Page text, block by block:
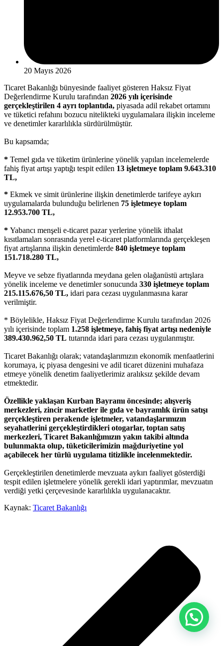
20 Mayıs 2026
Ticaret Bakanlığı bünyesinde faaliyet gösteren Haksız Fiyat
Değerlendirme Kurulu tarafından 2026 yılı içerisinde
gerçekleştirilen 4 ayrı toplantıda, piyasada adil rekabet ortamını
ve tüketici refahını bozucu nitelikteki uygulamalara ilişkin inceleme
ve denetimler kararlılıkla sürdürülmüştür.
Bu kapsamda;
* Temel gıda ve tüketim ürünlerine yönelik yapılan incelemelerde
fahiş fiyat artışı yaptığı tespit edilen 13 işletmeye toplam 9.643.310
TL,
* Ekmek ve simit ürünlerine ilişkin denetimlerde tarifeye aykırı
uygulamalarda bulunduğu belirlenen 75 işletmeye toplam
12.953.700 TL,
* Yabancı menşeli e-ticaret pazar yerlerine yönelik ithalat
kısıtlamaları sonrasında yerel e-ticaret platformlarında gerçekleşen
fiyat artışlarına ilişkin denetimlerde 840 işletmeye toplam
151.718.280 TL,
Meyve ve sebze fiyatlarında meydana gelen olağanüstü artışlara
yönelik inceleme ve denetimler sonucunda 330 işletmeye toplam
215.115.676,50 TL, idari para cezası uygulanmasına karar
verilmiştir.
* Böylelikle, Haksız Fiyat Değerlendirme Kurulu tarafından 2026
yılı içerisinde toplam 1.258 işletmeye, fahiş fiyat artışı nedeniyle
389.430.962,50 TL tutarında idari para cezası uygulanmıştır.
Ticaret Bakanlığı olarak; vatandaşlarımızın ekonomik menfaatlerini
korumaya, iç piyasa dengesini ve adil ticaret düzenini muhafaza
etmeye yönelik denetim faaliyetlerimiz aralıksız şekilde devam
etmektedir.
Özellikle yaklaşan Kurban Bayramı öncesinde; alışveriş
merkezleri, zincir marketler ile gıda ve bayramlık ürün satışı
gerçekleştiren perakende işletmeler, vatandaşlarımızın
seyahatlerini gerçekleştirdikleri otogarlar, toptan satış
merkezleri, Ticaret Bakanlığımızın yakın takibi altında
bulunmakta olup, tüketicilerimizin mağduriyetine yol
açabilecek her türlü uygulama titizlikle incelenmektedir.
Gerçekleştirilen denetimlerde mevzuata aykırı faaliyet gösterdiği
tespit edilen işletmelere yönelik gerekli idari yaptırımlar, mevzuatın
verdiği yetki çerçevesinde kararlılıkla uygulanacaktır.
Kaynak: Ticaret Bakanlığı